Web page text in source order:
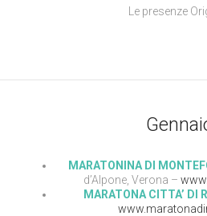
Le presenze
MARATONINA DI
d’Alpone, Verona –
MARATONA CITTA’ DI